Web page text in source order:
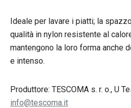
Ideale per lavare i piatti; la
qualità in nylon resistente al
mantengono la loro forma anche
e intenso.
Produttore: TESCOMA s. r. o., U
info@tescoma.it